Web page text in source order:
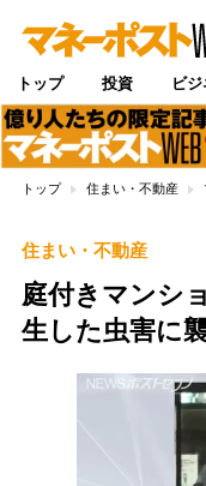
トップ 投資 ビ
トップ 住まい・不動産
住まい・不動産
庭付きマンシ
生した虫害に